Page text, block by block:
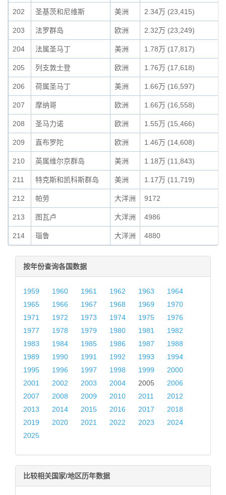
202 圣基茨和尼维斯 美洲 2.34万 (23,415)
203 法罗群岛 欧洲 2.32万 (23,249)
204 法属圣马丁 美洲 1.78万 (17,817)
205 列支敦士登 欧洲 1.76万 (17,618)
206 荷属圣马丁 美洲 1.66万 (16,597)
207 摩纳哥 欧洲 1.66万 (16,558)
208 圣马力诺 欧洲 1.55万 (15,466)
209 直布罗陀 欧洲 1.46万 (14,608)
210 英属维尔京群岛 美洲 1.18万 (11,843)
211 特克斯和凯科斯群岛 美洲 1.17万 (11,719)
212 帕劳 大洋洲 9172
213 图瓦卢 大洋洲 4986
214 瑙鲁 大洋洲 4880
按年份查询各国数据
1959 1960 1961 1962 1963
1964
1965
1966 1967 1968 1969
1970
1971
1972 1973 1974 1975
1976
1977
1978 1979 1980 1981
1982
1983
1984 1985 1986 1987
1988
1989
1990 1991 1992 1993
1994
1995
1996 1997 1998 1999
2000
2001
2002 2003 2004 2005
2006
2007
2008 2009 2010 2011
2012
2013
2014 2015 2016 2017
2018
2019
2020 2021 2022 2023
2024
2025
比较相关国家/地区历年数据